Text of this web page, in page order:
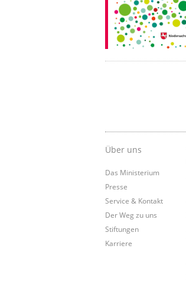
Über uns
Das Ministerium
Presse
Service & Kontakt
Der Weg zu uns
Stiftungen
Karriere